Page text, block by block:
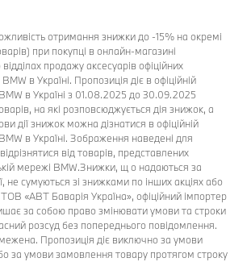
отримання знижки до -15% на окремі
при покупці в онлайн-магазині
продажу аксесуарів офіційних
в Україні. Пропозиція діє в офіційній
в Україні з 01.08.2025 до 30.09.2025
на які розповсюджується дія знижок, а
дії знижок можна дізнатися в офіційній
в Україні. Зображення наведені для
від товарів, представлених
мережі BMW.Знижки, щ о надаються за
не сумуються зі знижками по інших акціях або
ТОВ «АВТ Баварія Україна», офіційний імпортер
за собою право змінювати умови та строки
розсуд без попереднього повідомлення.
Пропозиція діє виключно за умови
за умови замовлення товару протягом строку